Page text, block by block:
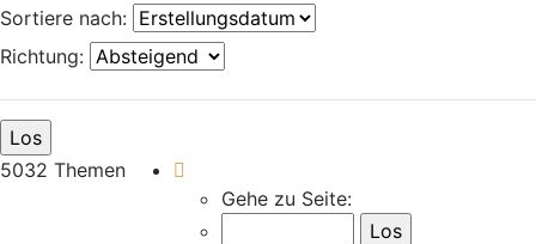
Sortiere nach:
Richtung:
5032 Themen
Gehe zu Seite: